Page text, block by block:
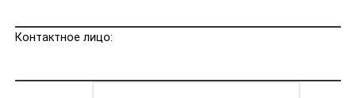
Контактное лицо: